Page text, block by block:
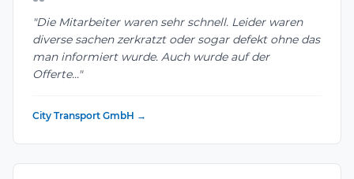
"Die Mitarbeiter waren sehr schnell. Leider waren
diverse sachen zerkratzt oder sogar defekt ohne das
man informiert wurde. Auch wurde auf der
Offerte..."
City Transport GmbH →